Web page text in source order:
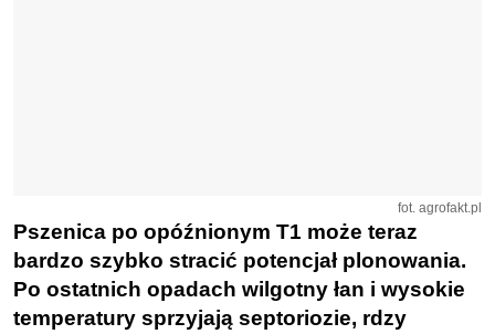
fot. agrofakt.pl
Pszenica po opóźnionym T1 może teraz
bardzo szybko stracić potencjał plonowania.
Po ostatnich opadach wilgotny łan i wysokie
temperatury sprzyjają septoriozie, rdzy